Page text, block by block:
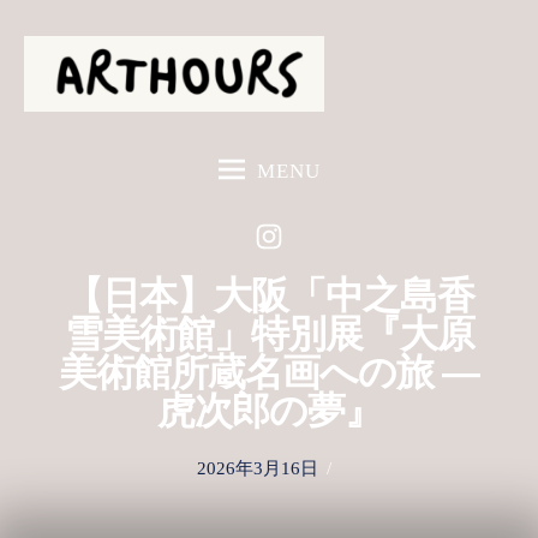
MENU
【日本】大阪「中之島香
雪美術館」特別展『大原
美術館所蔵名画への旅 ―
虎次郎の夢』
P
2026年3月16日